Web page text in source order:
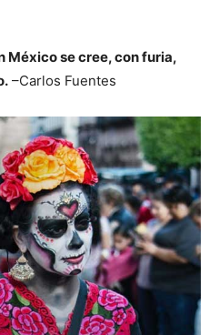
México se cree, con furia,
–Carlos Fuentes